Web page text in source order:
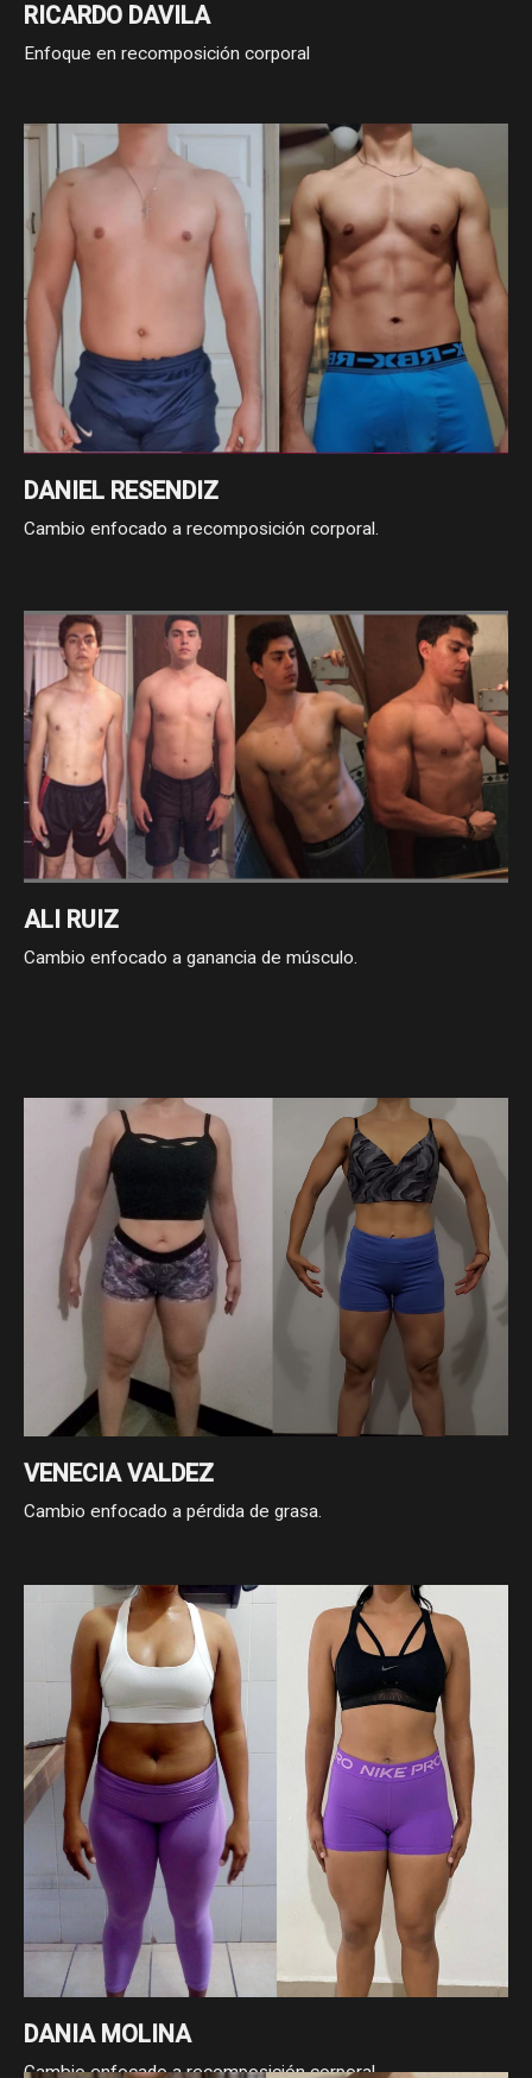
RICARDO DAVILA
Enfoque en recomposición corporal
DANIEL RESENDIZ
Cambio enfocado a recomposición corporal.
ALI RUIZ
Cambio enfocado a ganancia de músculo.
VENECIA VALDEZ
Cambio enfocado a pérdida de grasa.
DANIA MOLINA
Cambio enfocado a recomposición corporal